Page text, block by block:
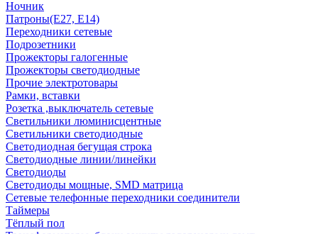
Ночник
Патроны(Е27, Е14)
Переходники сетевые
Подрозетники
Прожекторы галогенные
Прожекторы светодиодные
Прочие электротовары
Рамки, вставки
Розетка ,выключатель сетевые
Светильники люминисцентные
Светильники светодиодные
Светодиодная бегущая строка
Светодиодные линии/линейки
Светодиоды
Светодиоды мощные, SMD матрица
Сетевые телефонные переходники соединители
Таймеры
Тёплый пол